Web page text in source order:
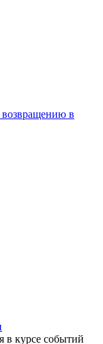
возвращению в
в курсе событий